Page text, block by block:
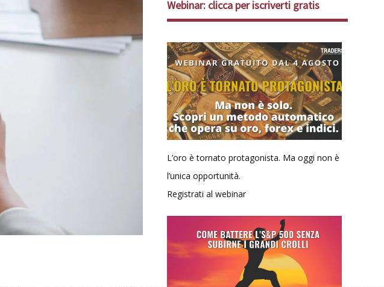
Webinar: clicca per iscriverti gratis
L’oro è tornato protagonista. Ma oggi non è
l’unica opportunità.
Registrati al webinar